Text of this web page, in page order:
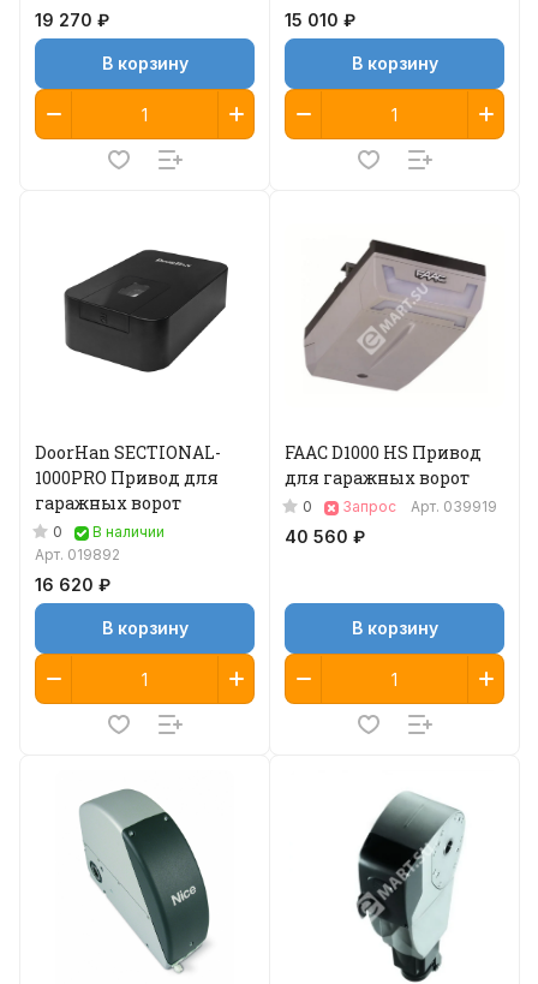
19 270 ₽
В корзину
15 010 ₽
В корзину
DoorHan SECTIONAL-
1000PRO Привод для
гаражных ворот
0
В наличии
Арт. 019892
16 620 ₽
В корзину
FAAC D1000 HS Привод
для гаражных ворот
0 Запрос Арт. 039919
40 560 ₽
В корзину